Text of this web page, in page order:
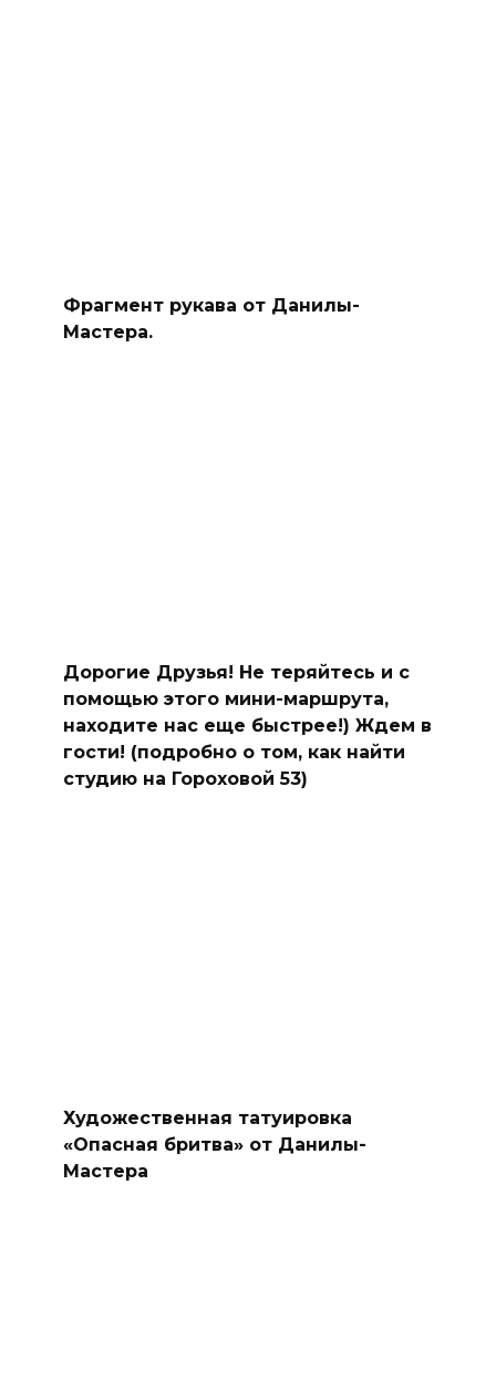
Фрагмент рукава от Данилы-
Мастера.
Дорогие Друзья! Не теряйтесь и с
помощью этого мини-маршрута,
находите нас еще быстрее!) Ждем в
гости! (подробно о том, как найти
студию на Гороховой 53)
Художественная татуировка
«Опасная бритва» от Данилы-
Мастера